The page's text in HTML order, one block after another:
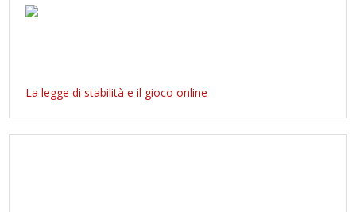
La legge di stabilità e il gioco online